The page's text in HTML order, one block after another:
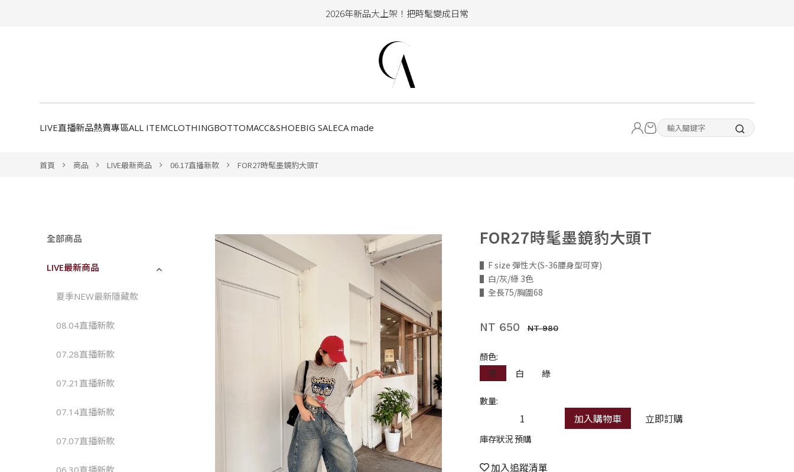
加入會員即享100元購物金
2026年新品大上架！把時髦變成日常
加入會員即享100元購物金
LIVE直播新品熱賣專區ALL ITEMCLOTHINGBOTTOMACC&SHOEBIG SALECA made
首頁 商品 LIVE最新商品 06.17直播新款 FOR27時髦墨鏡豹大頭T
全部商品
LIVE最新商品
夏季NEW最新隱藏款
08.04直播新款
07.28直播新款
07.21直播新款
07.14直播新款
07.07直播新款
FOR27時髦墨鏡豹大頭T
▌F size 彈性大(S-36腰身型可穿)
▌白/灰/綠 3色
▌全長75/胸圍68
NT 650 NT 980
顏色:
灰
白 綠
數量:
加入購物車 立即訂購
庫存狀況 預購
加入追蹤清單